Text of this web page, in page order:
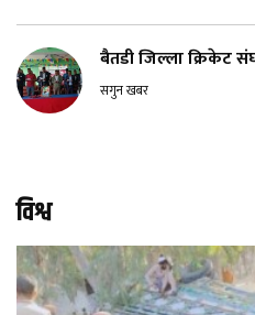
बैतडी जिल्ला क्रिकेट
सगुन खबर
विश्व